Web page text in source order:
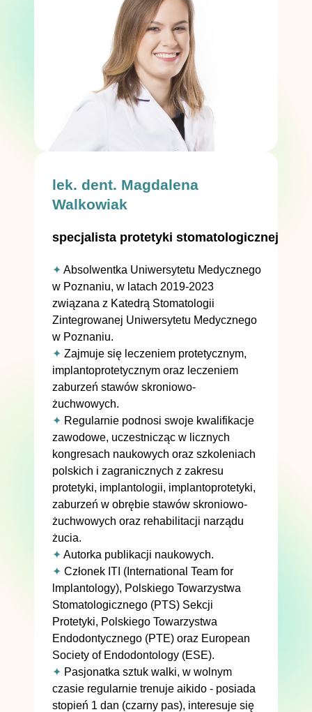
✦ Absolwentka Uniwersytetu Medycznego
w Poznaniu, w latach 2019-2023
związana z Katedrą Stomatologii
Zintegrowanej Uniwersytetu Medycznego
w Poznaniu.
✦ Zajmuje się leczeniem protetycznym,
implantoprotetycznym oraz leczeniem
zaburzeń stawów skroniowo-
żuchwowych.
✦ Regularnie podnosi swoje kwalifikacje
zawodowe, uczestnicząc w licznych
kongresach naukowych oraz szkoleniach
polskich i zagranicznych z zakresu
protetyki, implantologii, implantoprotetyki,
zaburzeń w obrębie stawów skroniowo­-
żuchwowych oraz rehabilitacji narządu
żucia.
✦ Autorka publikacji naukowych.
✦ Członek ITI (International Team for
lmplantology), Polskiego Towarzystwa
Stomatologicznego (PTS) Sekcji
Protetyki, Polskiego Towarzystwa
Endodontycznego (PTE) oraz European
Society of Endodontology (ESE).
✦ Pasjonatka sztuk walki, w wolnym
czasie regularnie trenuje aikido - posiada
stopień 1 dan (czarny pas), interesuje się
lek. dent. Magdalena
Walkowiak
specjalista protetyki stomatologicznej